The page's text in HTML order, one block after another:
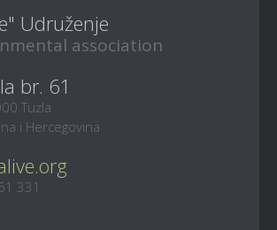
Udruženje
association
br. 61
Tuzla
i Hercegovina
331